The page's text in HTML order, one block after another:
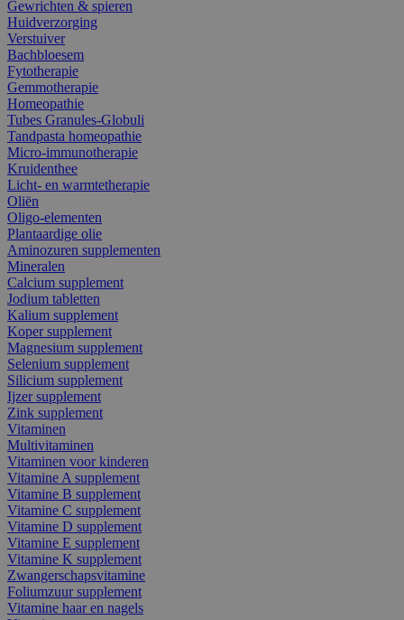
Gewrichten & spieren
Huidverzorging
Verstuiver
Bachbloesem
Fytotherapie
Gemmotherapie
Homeopathie
Tubes Granules-Globuli
Tandpasta homeopathie
Micro-immunotherapie
Kruidenthee
Licht- en warmtetherapie
Oliën
Oligo-elementen
Plantaardige olie
Aminozuren supplementen
Mineralen
Calcium supplement
Jodium tabletten
Kalium supplement
Koper supplement
Magnesium supplement
Selenium supplement
Silicium supplement
Ijzer supplement
Zink supplement
Vitaminen
Multivitaminen
Vitaminen voor kinderen
Vitamine A supplement
Vitamine B supplement
Vitamine C supplement
Vitamine D supplement
Vitamine E supplement
Vitamine K supplement
Zwangerschapsvitamine
Foliumzuur supplement
Vitamine haar en nagels